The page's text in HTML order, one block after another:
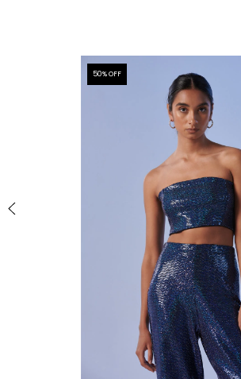
50% OFF